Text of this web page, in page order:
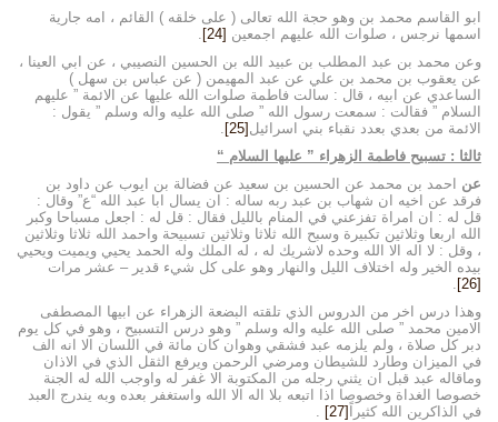
ابو القاسم محمد بن وهو حجة الله تعالى ( على خلقه ) القائم ، امه جارية
اسمها نرجس ، صلوات الله عليهم اجمعين [24]
.
وعن محمد بن عبد المطلب بن عبيد الله بن الحسين النصيبي ، عن ابي العينا ،
عن يعقوب بن محمد بن علي عن عبد المهيمن ( عن عباس بن سهل )
الساعدي عن ابيه ، قال : سالت فاطمة صلوات الله عليها عن الائمة ” عليهم
السلام ” فقالت : سمعت رسول الله ” صلى الله عليه واله وسلم ” يقول :
الائمة من بعدي بعدد نقباء بني اسرائيل [25]
.
ثالثا : تسبيح فاطمة الزهراء ” عليها السلام “
عن
احمد بن محمد عن الحسين بن سعيد عن فضالة بن ايوب عن داود بن
فرقد عن اخيه ان شهاب بن عبد ربه ساله : ان يسال ابا عبد الله “ع” وقال :
قل له : ان امراة تفزعني في المنام بالليل فقال : قل له : اجعل مسباحا وكبر
الله اربعا وثلاثين تكبيرة وسبح الله ثلاثا وثلاثين تسبيحة واحمد الله ثلاثا وثلاثين
، وقل : لا اله الا الله وحده لاشريك له ، له الملك وله الحمد يحيي ويميت ويحيي
بيده الخير وله اختلاف الليل والنهار وهو على كل شيء قدير – عشر مرات
[26]
.
وهذا درس اخر من الدروس الذي تلقته البضعة الزهراء عن ابيها المصطفى
الامين محمد ” صلى الله عليه واله وسلم ” وهو درس التسبيح ، وهو في كل يوم
دبر كل صلاة ، ولم يلزمه عبد فشقي وهوان كان مائة في اللسان الا انه الف
في الميزان وطارد للشيطان ومرضي الرحمن ويرفع الثقل الذي في الاذان
وماقاله عبد قبل ان يثني رجله من المكتوبة الا غفر له واوجب الله له الجنة
خصوصا الغداة وخصوصا اذا اتبعه بلا اله الا الله واستغفر بعده وبه يندرج العبد
في الذاكرين الله كثيراً
[27]
.